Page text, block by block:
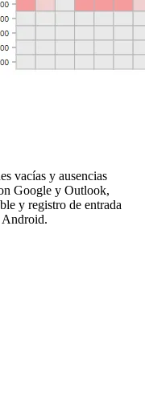
vacías y ausencias
Google y Outlook,
y registro de entrada
Android.